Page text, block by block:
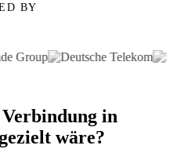
BY
in
wäre?